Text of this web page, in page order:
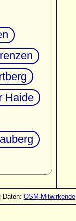
Haide
| Daten: OSM-Mitwirkende